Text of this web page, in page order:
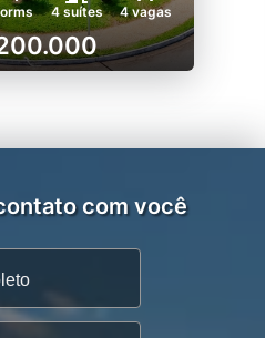
4 suítes 4 vagas
com você